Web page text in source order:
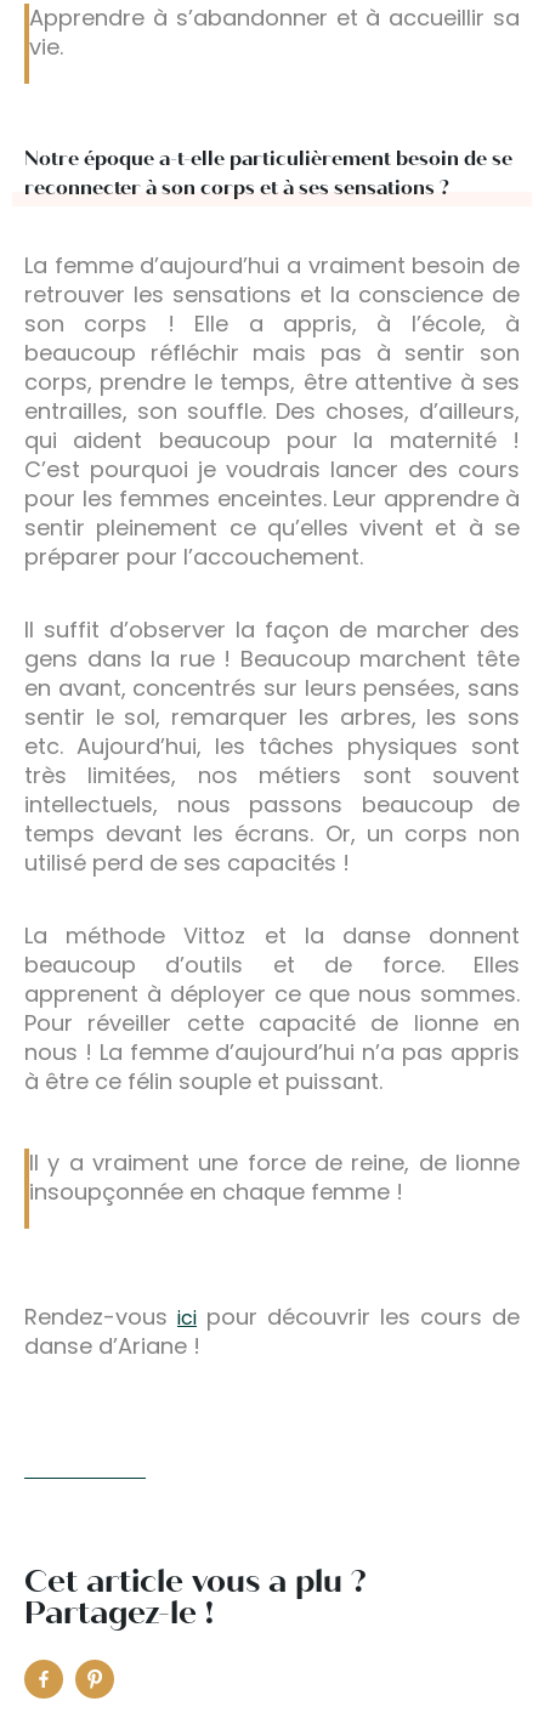
Apprendre à s’abandonner et à accueillir sa
vie.
Notre époque a-t-elle particulièrement besoin de se
reconnecter à son corps et à ses sensations ?
La femme d’aujourd’hui a vraiment besoin de
retrouver les sensations et la conscience de
son corps ! Elle a appris, à l’école, à
beaucoup réfléchir mais pas à sentir son
corps, prendre le temps, être attentive à ses
entrailles, son souffle. Des choses, d’ailleurs,
qui aident beaucoup pour la maternité !
C’est pourquoi je voudrais lancer des cours
pour les femmes enceintes. Leur apprendre à
sentir pleinement ce qu’elles vivent et à se
préparer pour l’accouchement.
Il suffit d’observer la façon de marcher des
gens dans la rue ! Beaucoup marchent tête
en avant, concentrés sur leurs pensées, sans
sentir le sol, remarquer les arbres, les sons
etc. Aujourd’hui, les tâches physiques sont
très limitées, nos métiers sont souvent
intellectuels, nous passons beaucoup de
temps devant les écrans. Or, un corps non
utilisé perd de ses capacités !
La méthode Vittoz et la danse donnent
beaucoup d’outils et de force. Elles
apprenent à déployer ce que nous sommes.
Pour réveiller cette capacité de lionne en
nous ! La femme d’aujourd’hui n’a pas appris
à être ce félin souple et puissant.
Il y a vraiment une force de reine, de lionne
insoupçonnée en chaque femme !
Rendez-vous ici pour découvrir les cours de
danse d’Ariane !
Cet article vous a plu ?
Partagez-le !